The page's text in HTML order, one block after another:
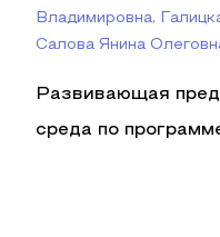
Владимировна,
Салова Янина
Развивающая
среда по